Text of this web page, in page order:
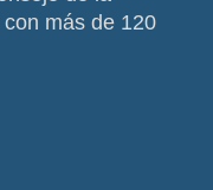
más de 120